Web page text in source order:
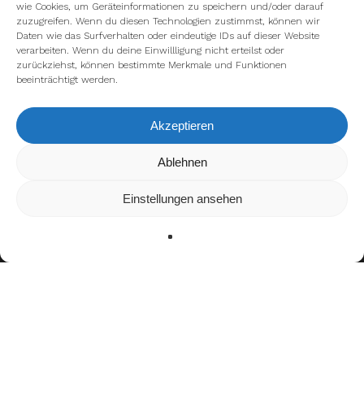
wie Cookies, um Geräteinformationen zu speichern und/oder darauf
zuzugreifen. Wenn du diesen Technologien zustimmst, können wir
Daten wie das Surfverhalten oder eindeutige IDs auf dieser Website
verarbeiten. Wenn du deine Einwillligung nicht erteilst oder
zurückziehst, können bestimmte Merkmale und Funktionen
beeinträchtigt werden.
Akzeptieren
Ablehnen
Einstellungen ansehen
Wir verwenden Cookies, um dir die bestmögliche Erfahrung auf
kannst du erfahren, welche Cookies wir
verwenden oder sie ausschalten.